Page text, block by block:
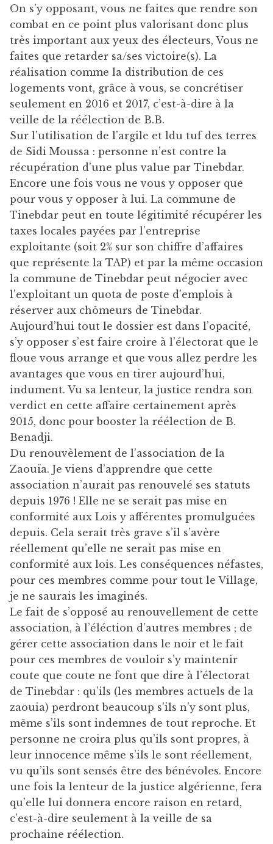
On s’y opposant, vous ne faites que rendre son
combat en ce point plus valorisant donc plus
très important aux yeux des électeurs, Vous ne
faites que retarder sa/ses victoire(s). La
réalisation comme la distribution de ces
logements vont, grâce à vous, se concrétiser
seulement en 2016 et 2017, c’est-à-dire à la
veille de la réélection de B.B.
Sur l’utilisation de l’argile et ldu tuf des terres
de Sidi Moussa : personne n’est contre la
récupération d’une plus value par Tinebdar.
Encore une fois vous ne vous y opposer que
pour vous y opposer à lui. La commune de
Tinebdar peut en toute légitimité récupérer les
taxes locales payées par l’entreprise
exploitante (soit 2% sur son chiffre d’affaires
que représente la TAP) et par la même occasion
la commune de Tinebdar peut négocier avec
l’exploitant un quota de poste d’emplois à
réserver aux chômeurs de Tinebdar.
Aujourd’hui tout le dossier est dans l’opacité,
s’y opposer s’est faire croire à l’électorat que le
floue vous arrange et que vous allez perdre les
avantages que vous en tirer aujourd’hui,
indument. Vu sa lenteur, la justice rendra son
verdict en cette affaire certainement après
2015, donc pour booster la réélection de B.
Benadji.
Du renouvèlement de l’association de la
Zaouïa. Je viens d’apprendre que cette
association n’aurait pas renouvelé ses statuts
depuis 1976 ! Elle ne se serait pas mise en
conformité aux Lois y afférentes promulguées
depuis. Cela serait très grave s’il s’avère
réellement qu’elle ne serait pas mise en
conformité aux lois. Les conséquences néfastes,
pour ces membres comme pour tout le Village,
je ne saurais les imaginés.
Le fait de s’opposé au renouvellement de cette
association, à l’éléction d’autres membres ; de
gérer cette association dans le noir et le fait
pour ces membres de vouloir s’y maintenir
coute que coute ne font que dire à l’électorat
de Tinebdar : qu’ils (les membres actuels de la
zaouia) perdront beaucoup s’ils n’y sont plus,
même s’ils sont indemnes de tout reproche. Et
personne ne croira plus qu’ils sont propres, à
leur innocence même s’ils le sont réellement,
vu qu’ils sont sensés être des bénévoles. Encore
une fois la lenteur de la justice algérienne, fera
qu’elle lui donnera encore raison en retard,
c’est-à-dire seulement à la veille de sa
prochaine réélection.